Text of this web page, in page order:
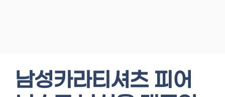
남성카라티셔츠 피어